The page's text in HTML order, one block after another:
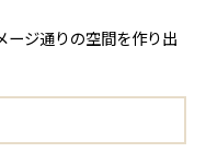
ージ通りの空間を作り出